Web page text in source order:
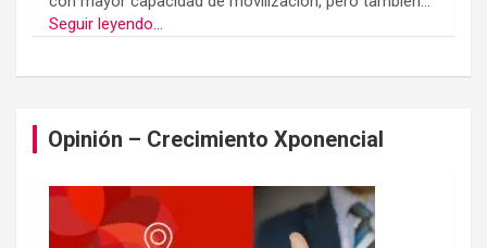
Seguir leyendo...
Opinión – Crecimiento Xponencial